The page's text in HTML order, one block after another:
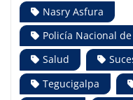
Nasry Asfura
Policía Nacional
Salud
Tegucigalpa